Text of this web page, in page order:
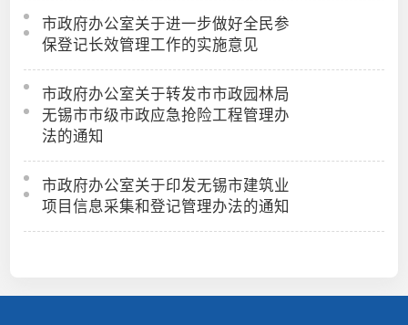
市政府办公室关于进一步做好全民参
保登记长效管理工作的实施意见
市政府办公室关于转发市市政园林局
无锡市市级市政应急抢险工程管理办
法的通知
市政府办公室关于印发无锡市建筑业
项目信息采集和登记管理办法的通知